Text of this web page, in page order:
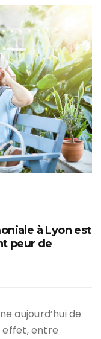
à Lyon est
peur de
aujourd’hui de
effet, entre